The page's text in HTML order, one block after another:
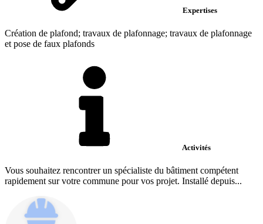
Expertises
Création de plafond; travaux de plafonnage; travaux de plafonnage
et pose de faux plafonds
Activités
Vous souhaitez rencontrer un spécialiste du bâtiment compétent
rapidement sur votre commune pour vos projet. Installé depuis...